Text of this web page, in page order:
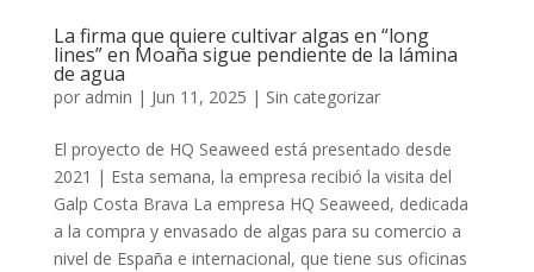
La firma que quiere cultivar algas en “long
lines” en Moaña sigue pendiente de la lámina
de agua
por admin | Jun 11, 2025 | Sin categorizar
El proyecto de HQ Seaweed está presentado desde
2021 | Esta semana, la empresa recibió la visita del
Galp Costa Brava La empresa HQ Seaweed, dedicada
a la compra y envasado de algas para su comercio a
nivel de España e internacional, que tiene sus oficinas